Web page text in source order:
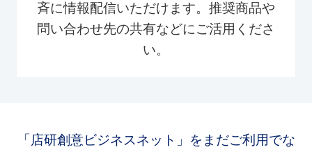
斉に情報配信いただけます。推奨商品や
問い合わせ先の共有などにご活用くださ
い。
「店研創意ビジネスネット」をまだご利用でな